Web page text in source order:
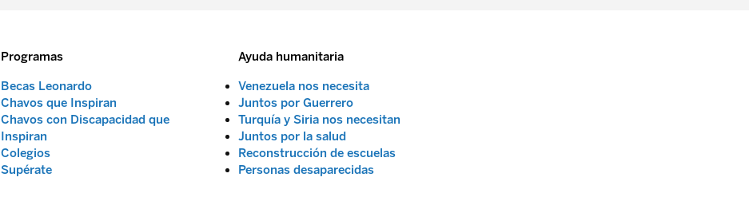
Programas
Becas Leonardo
Chavos que Inspiran
Chavos con Discapacidad que
Inspiran
Colegios
Supérate
Ayuda humanitaria
Venezuela nos necesita
Juntos por Guerrero
Turquía y Siria nos necesitan
Juntos por la salud
Reconstrucción de escuelas
Personas desaparecidas